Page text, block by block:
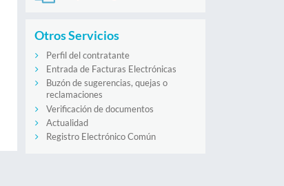
Otros Servicios
Perfil del contratante
Entrada de Facturas Electrónicas
Buzón de sugerencias, quejas o
reclamaciones
Verificación de documentos
Actualidad
Registro Electrónico Común